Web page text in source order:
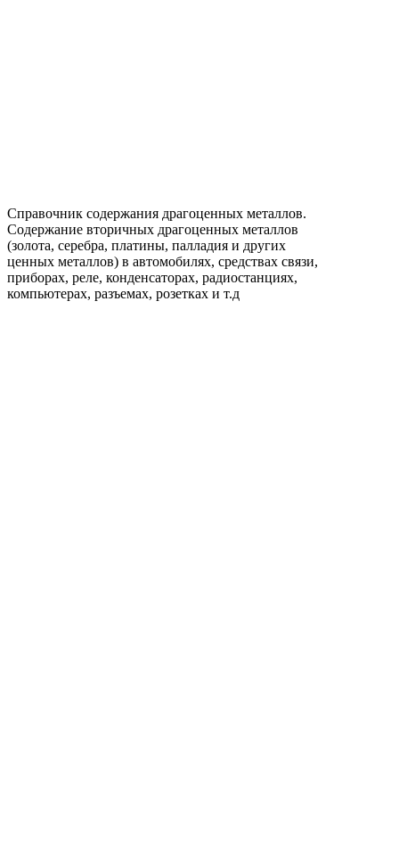
Справочник содержания драгоценных металлов.
Содержание вторичных драгоценных металлов
(золота, серебра, платины, палладия и других
ценных металлов) в автомобилях, средствах связи,
приборах, реле, конденсаторах, радиостанциях,
компьютерах, разъемах, розетках и т.д